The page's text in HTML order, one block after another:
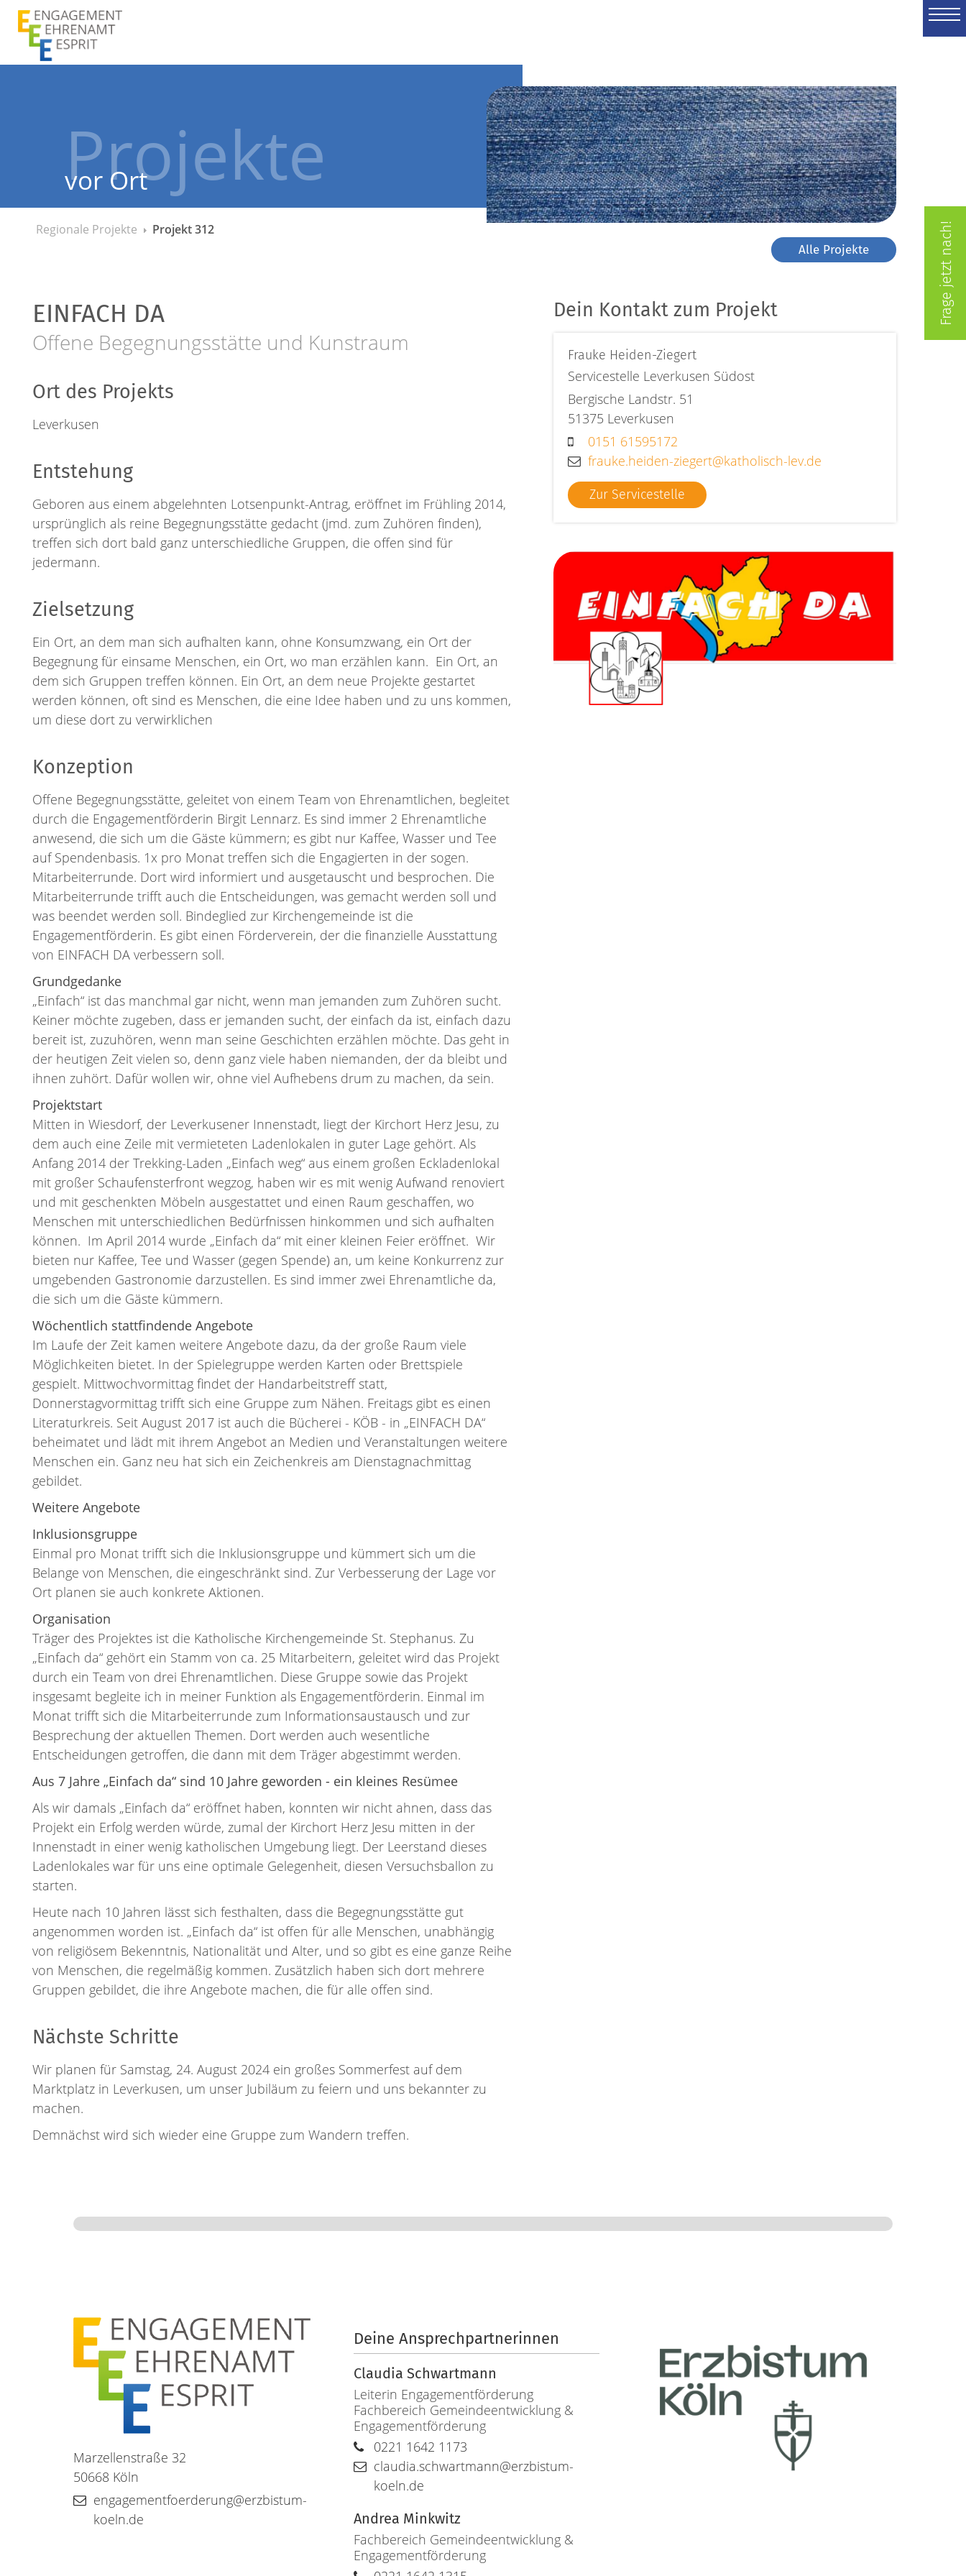
Zum Inhalt springen
Projekte
vor Ort
Regionale Projekte Projekt 312
Alle Projekte
EINFACH DA
Offene Begegnungsstätte und Kunstraum
Ort des Projekts
Leverkusen
Entstehung
Geboren aus einem abgelehnten Lotsenpunkt-Antrag, eröffnet im Frühling 2014,
ursprünglich als reine Begegnungsstätte gedacht (jmd. zum Zuhören finden),
treffen sich dort bald ganz unterschiedliche Gruppen, die offen sind für
jedermann.
Zielsetzung
Ein Ort, an dem man sich aufhalten kann, ohne Konsumzwang, ein Ort der
Begegnung für einsame Menschen, ein Ort, wo man erzählen kann. Ein Ort, an
dem sich Gruppen treffen können. Ein Ort, an dem neue Projekte gestartet
werden können, oft sind es Menschen, die eine Idee haben und zu uns kommen,
um diese dort zu verwirklichen
Konzeption
Offene Begegnungsstätte, geleitet von einem Team von Ehrenamtlichen, begleitet
durch die Engagementförderin Birgit Lennarz. Es sind immer 2 Ehrenamtliche
anwesend, die sich um die Gäste kümmern; es gibt nur Kaffee, Wasser und Tee
auf Spendenbasis. 1x pro Monat treffen sich die Engagierten in der sogen.
Mitarbeiterrunde. Dort wird informiert und ausgetauscht und besprochen. Die
Mitarbeiterrunde trifft auch die Entscheidungen, was gemacht werden soll und
was beendet werden soll. Bindeglied zur Kirchengemeinde ist die
Engagementförderin. Es gibt einen Förderverein, der die finanzielle Ausstattung
von EINFACH DA verbessern soll.
Grundgedanke
„Einfach“ ist das manchmal gar nicht, wenn man jemanden zum Zuhören sucht.
Keiner möchte zugeben, dass er jemanden sucht, der einfach da ist, einfach dazu
bereit ist, zuzuhören, wenn man seine Geschichten erzählen möchte. Das geht in
der heutigen Zeit vielen so, denn ganz viele haben niemanden, der da bleibt und
ihnen zuhört. Dafür wollen wir, ohne viel Aufhebens drum zu machen, da sein.
Projektstart
Mitten in Wiesdorf, der Leverkusener Innenstadt, liegt der Kirchort Herz Jesu, zu
dem auch eine Zeile mit vermieteten Ladenlokalen in guter Lage gehört. Als
Anfang 2014 der Trekking-Laden „Einfach weg“ aus einem großen Eckladenlokal
mit großer Schaufensterfront wegzog, haben wir es mit wenig Aufwand renoviert
und mit geschenkten Möbeln ausgestattet und einen Raum geschaffen, wo
Menschen mit unterschiedlichen Bedürfnissen hinkommen und sich aufhalten
können. Im April 2014 wurde „Einfach da“ mit einer kleinen Feier eröffnet. Wir
bieten nur Kaffee, Tee und Wasser (gegen Spende) an, um keine Konkurrenz zur
umgebenden Gastronomie darzustellen. Es sind immer zwei Ehrenamtliche da,
die sich um die Gäste kümmern.
Wöchentlich stattfindende Angebote
Im Laufe der Zeit kamen weitere Angebote dazu, da der große Raum viele
Möglichkeiten bietet. In der Spielegruppe werden Karten oder Brettspiele
gespielt. Mittwochvormittag findet der Handarbeitstreff statt,
Donnerstagvormittag trifft sich eine Gruppe zum Nähen. Freitags gibt es einen
Literaturkreis. Seit August 2017 ist auch die Bücherei - KÖB - in „EINFACH DA“
beheimatet und lädt mit ihrem Angebot an Medien und Veranstaltungen weitere
Menschen ein. Ganz neu hat sich ein Zeichenkreis am Dienstagnachmittag
gebildet.
Weitere Angebote
Inklusionsgruppe
Einmal pro Monat trifft sich die Inklusionsgruppe und kümmert sich um die
Belange von Menschen, die eingeschränkt sind. Zur Verbesserung der Lage vor
Ort planen sie auch konkrete Aktionen.
Organisation
Träger des Projektes ist die Katholische Kirchengemeinde St. Stephanus. Zu
„Einfach da“ gehört ein Stamm von ca. 25 Mitarbeitern, geleitet wird das Projekt
durch ein Team von drei Ehrenamtlichen. Diese Gruppe sowie das Projekt
insgesamt begleite ich in meiner Funktion als Engagementförderin. Einmal im
Monat trifft sich die Mitarbeiterrunde zum Informationsaustausch und zur
Besprechung der aktuellen Themen. Dort werden auch wesentliche
Entscheidungen getroffen, die dann mit dem Träger abgestimmt werden.
Aus 7 Jahre „Einfach da“ sind 10 Jahre geworden - ein kleines Resümee
Als wir damals „Einfach da“ eröffnet haben, konnten wir nicht ahnen, dass das
Projekt ein Erfolg werden würde, zumal der Kirchort Herz Jesu mitten in der
Innenstadt in einer wenig katholischen Umgebung liegt. Der Leerstand dieses
Ladenlokales war für uns eine optimale Gelegenheit, diesen Versuchsballon zu
starten.
Heute nach 10 Jahren lässt sich festhalten, dass die Begegnungsstätte gut
angenommen worden ist. „Einfach da“ ist offen für alle Menschen, unabhängig
von religiösem Bekenntnis, Nationalität und Alter, und so gibt es eine ganze Reihe
von Menschen, die regelmäßig kommen. Zusätzlich haben sich dort mehrere
Gruppen gebildet, die ihre Angebote machen, die für alle offen sind.
Nächste Schritte
Wir planen für Samstag, 24. August 2024 ein großes Sommerfest auf dem
Marktplatz in Leverkusen, um unser Jubiläum zu feiern und uns bekannter zu
machen.
Demnächst wird sich wieder eine Gruppe zum Wandern treffen.
Dein Kontakt zum Projekt
Frauke Heiden-Ziegert
Servicestelle Leverkusen Südost
Bergische Landstr. 51
51375 Leverkusen
0151 61595172
frauke.heiden-ziegert@katholisch-lev.de
Zur Servicestelle
Marzellenstraße 32
50668 Köln
engagementfoerderung@erzbistum-
koeln.de
Deine Ansprechpartnerinnen
Claudia Schwartmann
Leiterin Engagementförderung
Fachbereich Gemeindeentwicklung &
Engagementförderung
0221 1642 1173
claudia.schwartmann@erzbistum-
koeln.de
Andrea Minkwitz
Fachbereich Gemeindeentwicklung &
Engagementförderung
Frage jetzt nach!